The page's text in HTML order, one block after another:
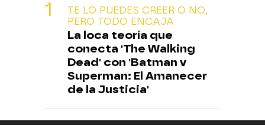
TE LO PUEDES CREER O NO,
PERO TODO ENCAJA
La loca teoría que
conecta 'The Walking
Dead' con 'Batman v
Superman: El Amanecer
de la Justicia'